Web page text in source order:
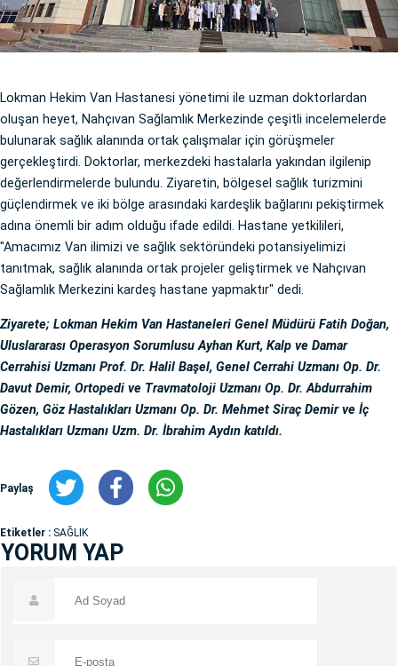
Lokman Hekim Van Hastanesi yönetimi ile uzman doktorlardan
oluşan heyet, Nahçıvan Sağlamlık Merkezinde çeşitli incelemelerde
bulunarak sağlık alanında ortak çalışmalar için görüşmeler
gerçekleştirdi. Doktorlar, merkezdeki hastalarla yakından ilgilenip
değerlendirmelerde bulundu. Ziyaretin, bölgesel sağlık turizmini
güçlendirmek ve iki bölge arasındaki kardeşlik bağlarını pekiştirmek
adına önemli bir adım olduğu ifade edildi. Hastane yetkilileri,
"Amacımız Van ilimizi ve sağlık sektöründeki potansiyelimizi
tanıtmak, sağlık alanında ortak projeler geliştirmek ve Nahçıvan
Sağlamlık Merkezini kardeş hastane yapmaktır" dedi.
Ziyarete; Lokman Hekim Van Hastaneleri Genel Müdürü Fatih Doğan,
Uluslararası Operasyon Sorumlusu Ayhan Kurt, Kalp ve Damar
Cerrahisi Uzmanı Prof. Dr. Halil Başel, Genel Cerrahi Uzmanı Op. Dr.
Davut Demir, Ortopedi ve Travmatoloji Uzmanı Op. Dr. Abdurrahim
Gözen, Göz Hastalıkları Uzmanı Op. Dr. Mehmet Siraç Demir ve İç
Hastalıkları Uzmanı Uzm. Dr. İbrahim Aydın katıldı.
Paylaş
Etiketler : SAĞLIK
YORUM YAP